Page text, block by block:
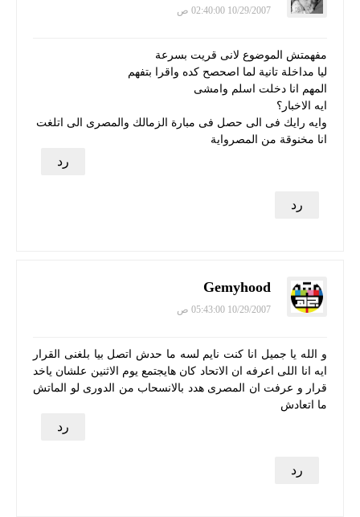
10/29/2007 02:40:00 ص
مفهمتش الموضوع لانى قريت بسرعة
ليا مداخلة تانية لما اصحصح كده واقرا بتفهم
المهم انا دخلت اسلم وامشى
ايه الاخبار؟
وايه رايك فى الى حصل فى مبارة الزمالك والمصرى الى اتلغت
انا مخنوقة من المصرواية
رد
رد
Gemyhood
10/29/2007 05:43:00 ص
و الله يا جميل انا كنت نايم لسه ما حدش اتصل بيا بلغنى القرار
ايه انا اللى اعرفه ان الاتحاد كان هايجتمع يوم الاثنين علشان ياخد
قرار و عرفت ان المصرى هدد بالانسحاب من الدورى لو الماتش
ما اتعادش
رد
رد